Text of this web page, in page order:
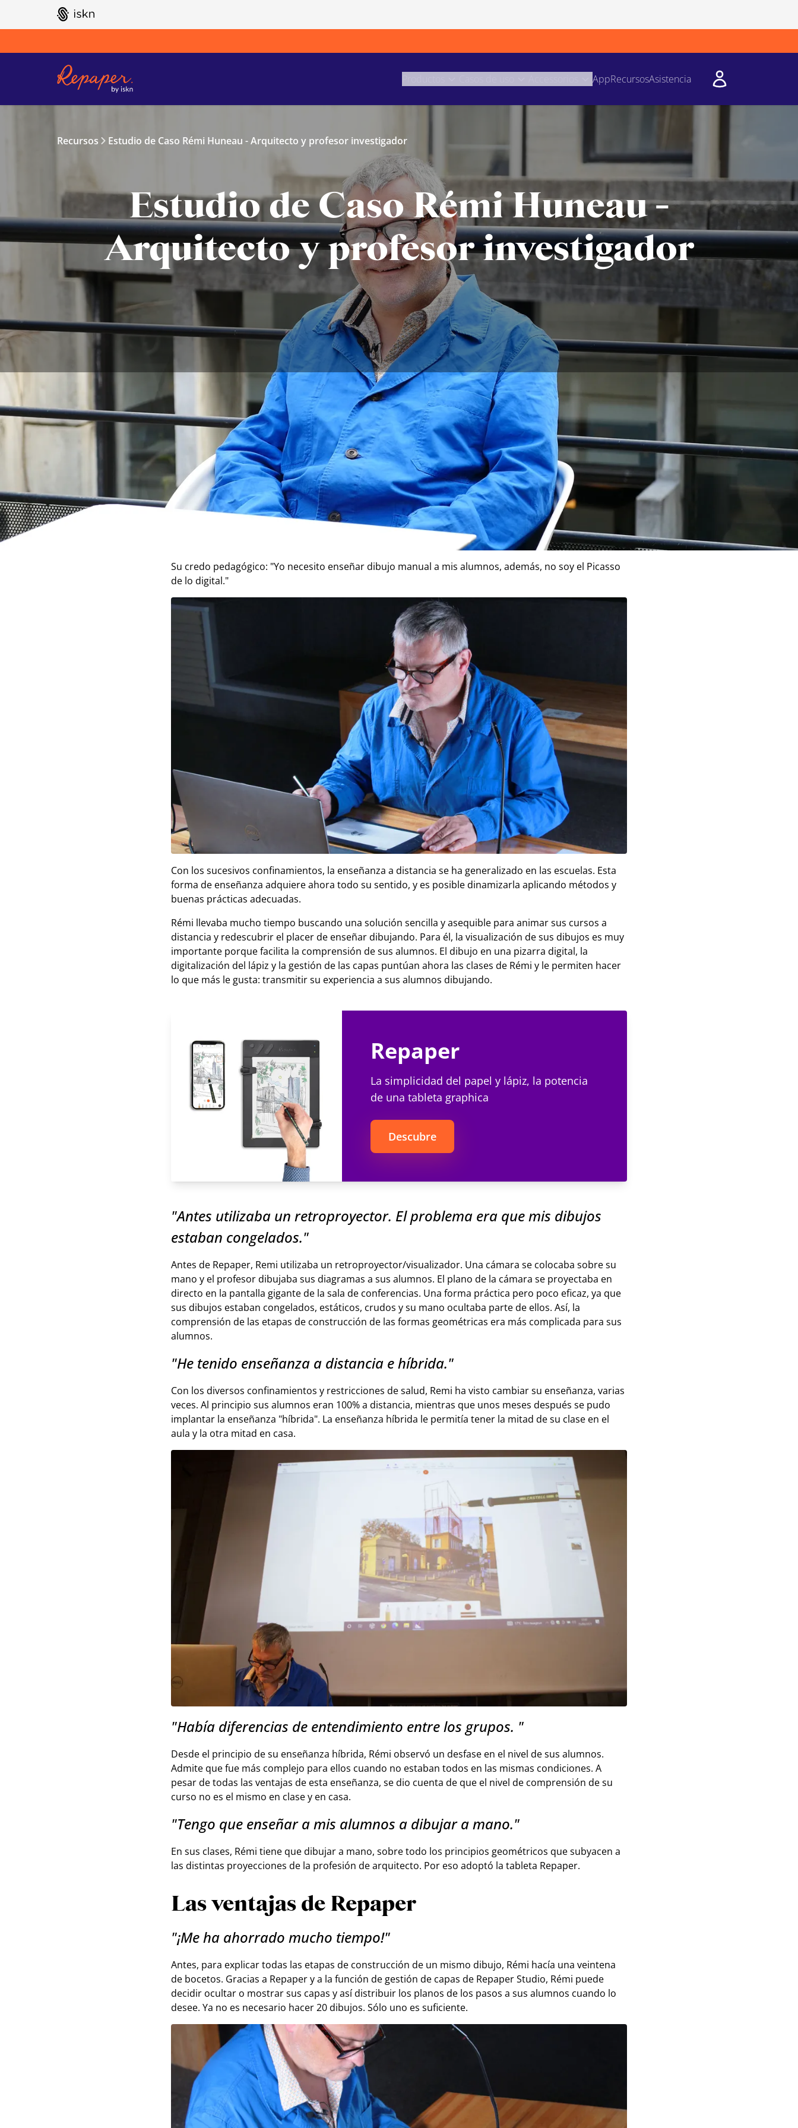
GO TO ISKN HOME
AppRecursosAsistencia
Recursos Estudio de Caso Rémi Huneau - Arquitecto y profesor investigador
Estudio de Caso Rémi Huneau -
Arquitecto y profesor investigador
El testimonio de Rémi H.
Su profesión: Arquitecto y profesor investigador en la ENSAG (Escuela Nacional Superior de
Arquitectura de Grenoble).
Sus enseñanzas: Imparte clases en el ámbito de la RTA/RA (representación en arquitectura)
Su credo pedagógico: "Yo necesito enseñar dibujo manual a mis alumnos, además, no soy el Picasso
de lo digital."
Con los sucesivos confinamientos, la enseñanza a distancia se ha generalizado en las escuelas. Esta
forma de enseñanza adquiere ahora todo su sentido, y es posible dinamizarla aplicando métodos y
buenas prácticas adecuadas.
Rémi llevaba mucho tiempo buscando una solución sencilla y asequible para animar sus cursos a
distancia y redescubrir el placer de enseñar dibujando. Para él, la visualización de sus dibujos es muy
importante porque facilita la comprensión de sus alumnos. El dibujo en una pizarra digital, la
digitalización del lápiz y la gestión de las capas puntúan ahora las clases de Rémi y le permiten hacer
lo que más le gusta: transmitir su experiencia a sus alumnos dibujando.
Repaper
La simplicidad del papel y lápiz, la potencia
de una tableta graphica
Descubre
"Antes utilizaba un retroproyector. El problema era que mis dibujos
estaban congelados."
Antes de Repaper, Remi utilizaba un retroproyector/visualizador. Una cámara se colocaba sobre su
mano y el profesor dibujaba sus diagramas a sus alumnos. El plano de la cámara se proyectaba en
directo en la pantalla gigante de la sala de conferencias. Una forma práctica pero poco eficaz, ya que
sus dibujos estaban congelados, estáticos, crudos y su mano ocultaba parte de ellos. Así, la
comprensión de las etapas de construcción de las formas geométricas era más complicada para sus
alumnos.
"He tenido enseñanza a distancia e híbrida."
Con los diversos confinamientos y restricciones de salud, Remi ha visto cambiar su enseñanza, varias
veces. Al principio sus alumnos eran 100% a distancia, mientras que unos meses después se pudo
implantar la enseñanza "híbrida". La enseñanza híbrida le permitía tener la mitad de su clase en el
aula y la otra mitad en casa.
"Había diferencias de entendimiento entre los grupos. "
Desde el principio de su enseñanza híbrida, Rémi observó un desfase en el nivel de sus alumnos.
Admite que fue más complejo para ellos cuando no estaban todos en las mismas condiciones. A
pesar de todas las ventajas de esta enseñanza, se dio cuenta de que el nivel de comprensión de su
curso no es el mismo en clase y en casa.
"Tengo que enseñar a mis alumnos a dibujar a mano."
En sus clases, Rémi tiene que dibujar a mano, sobre todo los principios geométricos que subyacen a
las distintas proyecciones de la profesión de arquitecto. Por eso adoptó la tableta Repaper.
Las ventajas de Repaper
"¡Me ha ahorrado mucho tiempo!"
Antes, para explicar todas las etapas de construcción de un mismo dibujo, Rémi hacía una veintena
de bocetos. Gracias a Repaper y a la función de gestión de capas de Repaper Studio, Rémi puede
decidir ocultar o mostrar sus capas y así distribuir los planos de los pasos a sus alumnos cuando lo
desee. Ya no es necesario hacer 20 dibujos. Sólo uno es suficiente.